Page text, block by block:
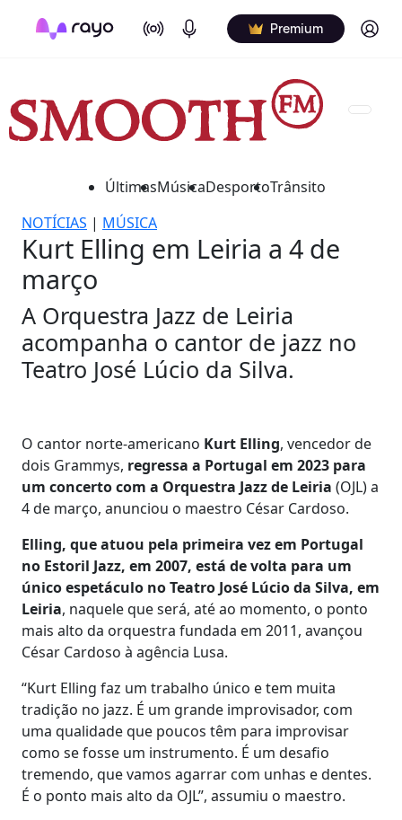
On Air Podcasts Premium Log in
ÚltimasMúsicaDesportoTrânsito
NOTÍCIAS | MÚSICA
Kurt Elling em Leiria a 4 de
março
A Orquestra Jazz de Leiria
acompanha o cantor de jazz no
Teatro José Lúcio da Silva.
O cantor norte-americano Kurt Elling, vencedor de
dois Grammys, regressa a Portugal em 2023 para
um concerto com a Orquestra Jazz de Leiria (OJL) a
4 de março, anunciou o maestro César Cardoso.
Elling, que atuou pela primeira vez em Portugal
no Estoril Jazz, em 2007, está de volta para um
único espetáculo no Teatro José Lúcio da Silva, em
Leiria, naquele que será, até ao momento, o ponto
mais alto da orquestra fundada em 2011, avançou
César Cardoso à agência Lusa.
“Kurt Elling faz um trabalho único e tem muita
tradição no jazz. É um grande improvisador, com
uma qualidade que poucos têm para improvisar
como se fosse um instrumento. É um desafio
tremendo, que vamos agarrar com unhas e dentes.
É o ponto mais alto da OJL”, assumiu o maestro.